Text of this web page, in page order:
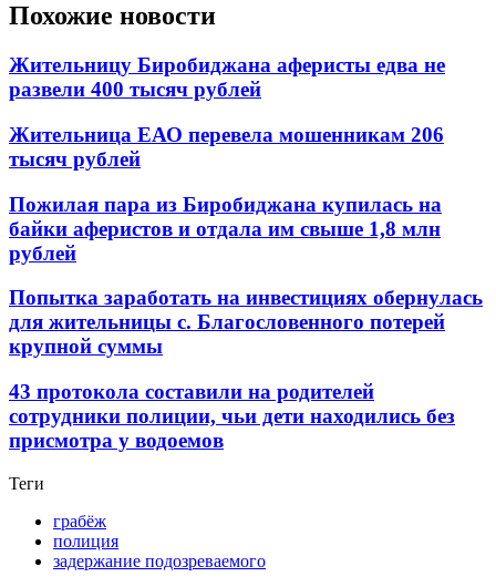
Похожие новости
Жительницу Биробиджана аферисты едва не
развели 400 тысяч рублей
Жительница ЕАО перевела мошенникам 206
тысяч рублей
Пожилая пара из Биробиджана купилась на
байки аферистов и отдала им свыше 1,8 млн
рублей
Попытка заработать на инвестициях обернулась
для жительницы с. Благословенного потерей
крупной суммы
43 протокола составили на родителей
сотрудники полиции, чьи дети находились без
присмотра у водоемов
Теги
грабёж
полиция
задержание подозреваемого